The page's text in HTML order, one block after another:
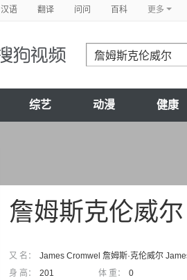
汉语 翻译 问问 百科 更多
综艺 动漫 健康
詹姆斯克伦威尔
又 名： James Cromwel 詹姆斯·克伦威尔
身 高：
201 体 重：
0